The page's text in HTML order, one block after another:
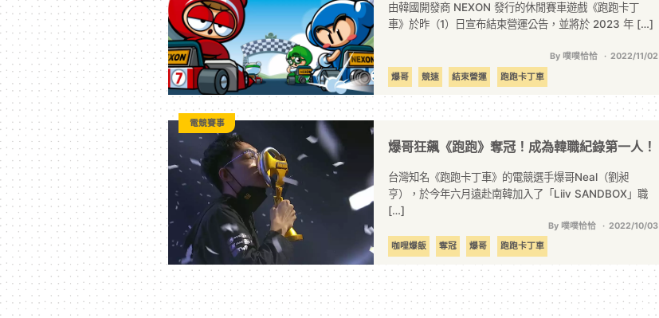
次
元
｜
3C
科
技
全
由韓國開發商 NEXON 發行的休閒賽車遊戲《跑跑卡丁
車》於昨（1）日宣布結束營運公告，並將於 2023 年 […]
By 噗噗恰恰
2022/11/02
爆哥
競速 結束營運 跑跑卡丁車
電競賽事
爆哥狂飆《跑跑》奪冠！成為韓職紀錄第一人！
台灣知名《跑跑卡丁車》的電競選手爆哥Neal（劉昶
亨），於今年六月遠赴南韓加入了「Liiv SANDBOX」職
[…]
By 噗噗恰恰
2022/10/03
咖哩爆飯
奪冠 爆哥 跑跑卡丁車